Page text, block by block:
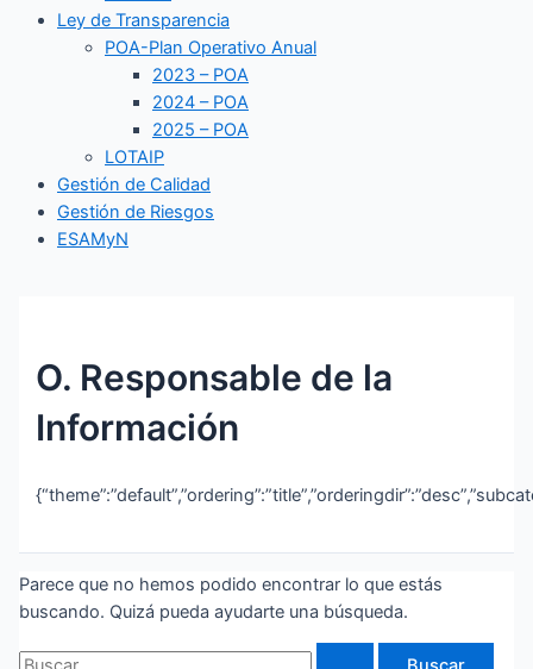
Ley de Transparencia
POA-Plan Operativo Anual
2023 – POA
2024 – POA
2025 – POA
LOTAIP
Gestión de Calidad
Gestión de Riesgos
ESAMyN
O. Responsable de la
Información
Parece que no hemos podido encontrar lo que estás
buscando. Quizá pueda ayudarte una búsqueda.
Buscar